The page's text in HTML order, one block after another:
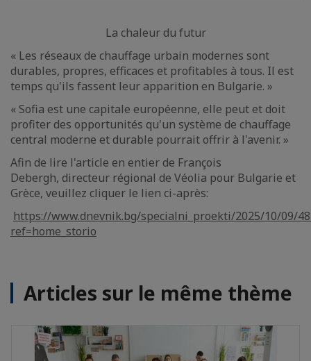
La chaleur du futur
« Les réseaux de chauffage urbain modernes sont
durables, propres, efficaces et profitables à tous. Il est
temps qu'ils fassent leur apparition en Bulgarie. »
« Sofia est une capitale européenne, elle peut et doit
profiter des opportunités qu'un système de chauffage
central moderne et durable pourrait offrir à l'avenir. »
Afin de lire l'article en entier de François
Debergh, directeur régional de Véolia pour Bulgarie et
Grèce, veuillez cliquer le lien ci-après:
https://www.dnevnik.bg/specialni_proekti/2025/10/09/
ref=home_storio
Articles sur le même thème